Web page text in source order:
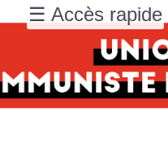
☰ Accès rapide